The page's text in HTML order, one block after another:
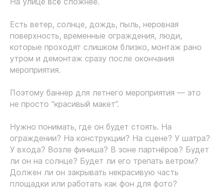
Есть ветер, солнце, дождь, пыль, неровная
поверхность, временные ограждения, люди,
которые проходят слишком близко, монтаж рано
утром и демонтаж сразу после окончания
мероприятия.
Поэтому баннер для летнего мероприятия — это
не просто “красивый макет”.
Нужно понимать, где он будет стоять. На
ограждении? На конструкции? На сцене? У шатра?
У входа? Возле финиша? В зоне партнёров? Будет
ли он на солнце? Будет ли его трепать ветром?
Должен ли он закрывать некрасивую часть
площадки или работать как фон для фото?